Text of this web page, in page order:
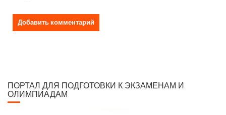
ПОРТАЛ ДЛЯ ПОДГОТОВКИ К ЭКЗАМЕНАМ И
ОЛИМПИАДАМ